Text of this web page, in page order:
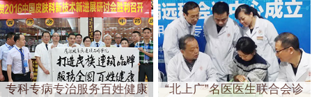
专科专病专治服务百姓健康 “北上广”名医医生联合会诊